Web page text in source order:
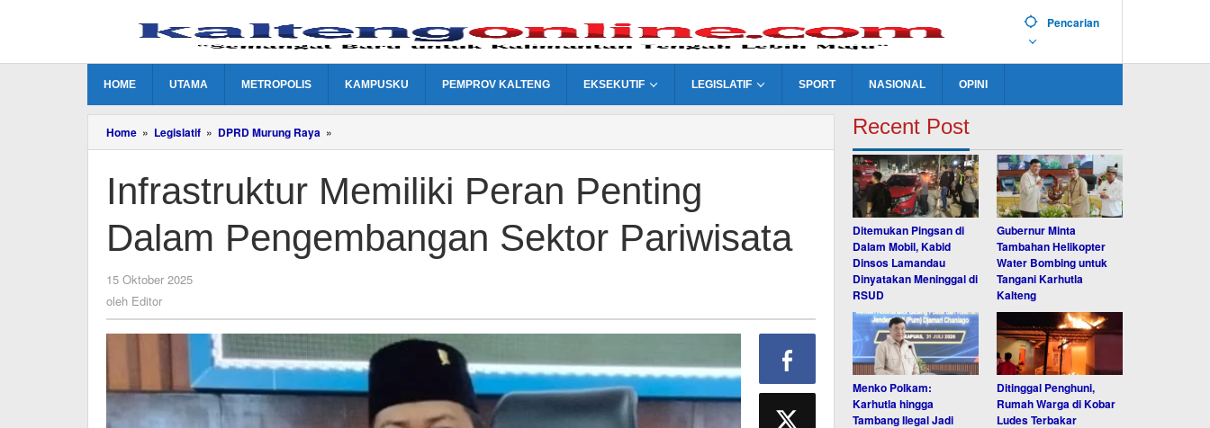
Pencarian
HOME UTAMA METROPOLIS KAMPUSKU PEMPROV KALTENG EKSEKUTIF LEGISLATIF SPORT NASIONAL OPINI
Home » Legislatif » DPRD Murung Raya »
Memiliki
Penting
Dalam
Sektor
Pariwisata
Infrastruktur Memiliki Peran Penting
Dalam Pengembangan Sektor Pariwisata
15 Oktober 2025
oleh Editor
Recent Post
Ditemukan Pingsan di
Dalam Mobil, Kabid
Dinsos Lamandau
Dinyatakan Meninggal di
RSUD
Gubernur Minta
Tambahan Helikopter
Water Bombing untuk
Tangani Karhutla
Kalteng
Menko Polkam:
Karhutla hingga
Tambang Ilegal Jadi
Ditinggal Penghuni,
Rumah Warga di Kobar
Ludes Terbakar